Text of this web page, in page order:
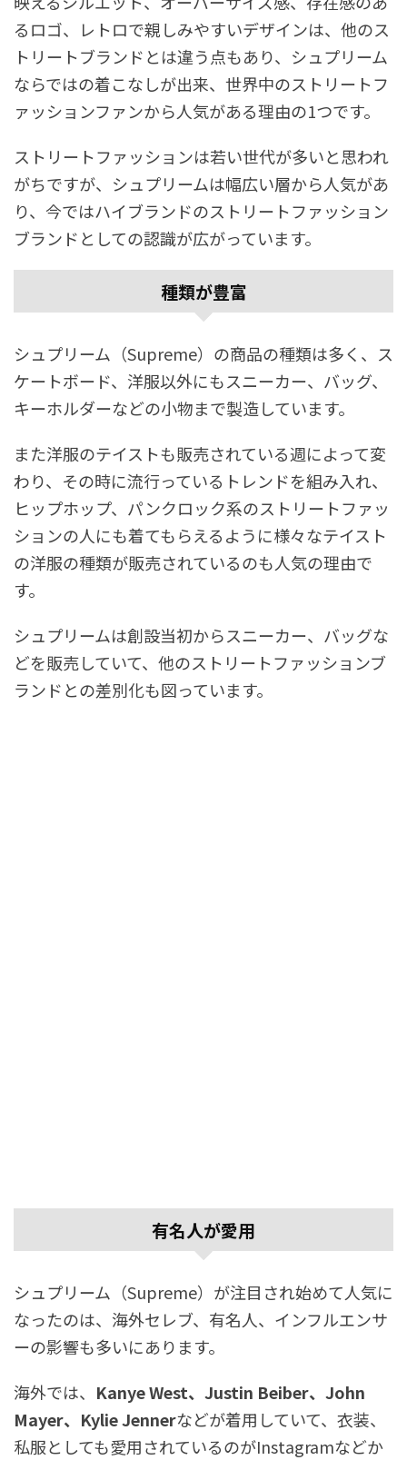
るロゴ、レトロで親しみやすいデザインは、他のス
トリートブランドとは違う点もあり、シュプリーム
ならではの着こなしが出来、世界中のストリートフ
ァッションファンから人気がある理由の1つです。
ストリートファッションは若い世代が多いと思われ
がちですが、シュプリームは幅広い層から人気があ
り、今ではハイブランドのストリートファッション
ブランドとしての認識が広がっています。
種類が豊富
シュプリーム（Supreme）の商品の種類は多く、ス
ケートボード、洋服以外にもスニーカー、バッグ、
キーホルダーなどの小物まで製造しています。
また洋服のテイストも販売されている週によって変
わり、その時に流行っているトレンドを組み入れ、
ヒップホップ、パンクロック系のストリートファッ
ションの人にも着てもらえるように様々なテイスト
の洋服の種類が販売されているのも人気の理由で
す。
シュプリームは創設当初からスニーカー、バッグな
どを販売していて、他のストリートファッションブ
ランドとの差別化も図っています。
有名人が愛用
シュプリーム（Supreme）が注目され始めて人気に
なったのは、海外セレブ、有名人、インフルエンサ
ーの影響も多いにあります。
海外では、 Kanye West、Justin Beiber、John
Mayer、Kylie Jennerなどが着用していて、衣装、
私服としても愛用されているのがInstagramなどか